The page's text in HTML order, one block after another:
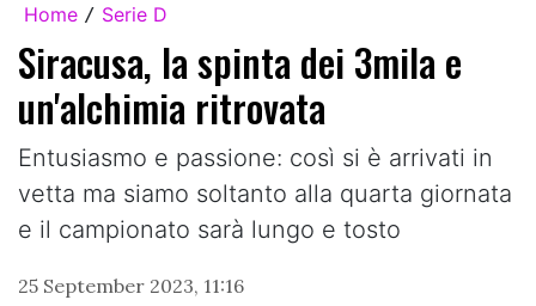
Home / Serie D
Siracusa, la spinta dei 3mila e
un'alchimia ritrovata
Entusiasmo e passione: così si è arrivati in
vetta ma siamo soltanto alla quarta giornata
e il campionato sarà lungo e tosto
25 September 2023, 11:16